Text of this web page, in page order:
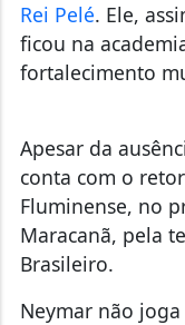
Rei Pelé. Ele,
ficou na
fortalecimento
Apesar da
conta com o
Fluminense, no
Maracanã, pela
Brasileiro.
Neymar não